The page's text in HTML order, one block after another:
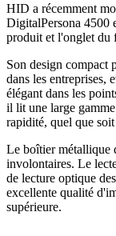
HID a récemment
DigitalPersona 4500
produit et l'onglet du
Son design compact
dans les entreprises,
élégant dans les
il lit une large
rapidité, quel que
Le boîtier métallique
involontaires. Le
de lecture optique
excellente qualité
supérieure.